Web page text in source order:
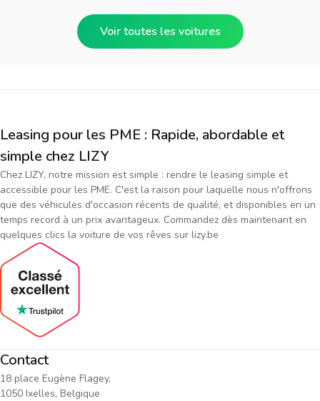
Voir toutes les voitures
Leasing pour les PME : Rapide, abordable et
simple chez LIZY
Chez LIZY, notre mission est simple : rendre le leasing simple et
accessible pour les PME. C'est la raison pour laquelle nous n'offrons
que des véhicules d'occasion récents de qualité, et disponibles en un
temps record à un prix avantageux. Commandez dès maintenant en
quelques clics la voiture de vos rêves sur lizy.be
Contact
18 place Eugène Flagey,
1050 Ixelles, Belgique